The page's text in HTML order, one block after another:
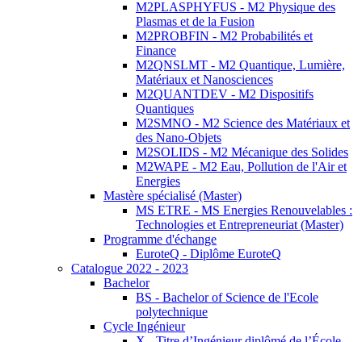
M2PLASPHYFUS - M2 Physique des
Plasmas et de la Fusion
M2PROBFIN - M2 Probabilités et
Finance
M2QNSLMT - M2 Quantique, Lumière,
Matériaux et Nanosciences
M2QUANTDEV - M2 Dispositifs
Quantiques
M2SMNO - M2 Science des Matériaux et
des Nano-Objets
M2SOLIDS - M2 Mécanique des Solides
M2WAPE - M2 Eau, Pollution de l'Air et
Energies
Mastère spécialisé (Master)
MS ETRE - MS Energies Renouvelables :
Technologies et Entrepreneuriat (Master)
Programme d'échange
EuroteQ - Diplôme EuroteQ
Catalogue 2022 - 2023
Bachelor
BS - Bachelor of Science de l'Ecole
polytechnique
Cycle Ingénieur